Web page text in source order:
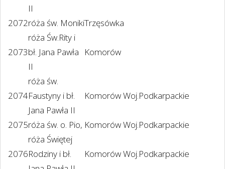
II
2072róża św. MonikiTrzęsówka
2073
róża Św.Rity i
bł. Jana Pawła
II
Komorów
2074
róża św.
Faustyny i bł.
Jana Pawła II
Komorów Woj.Podkarpackie
2075róża św. o. Pio, Komorów Woj.Podkarpackie
2076
róża Świętej
Rodziny i bł.
Komorów Woj.Podkarpackie